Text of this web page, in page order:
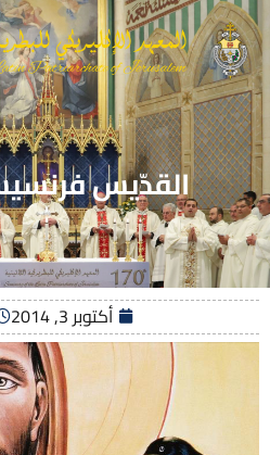
القدّيس
أكتوبر 3, 2014